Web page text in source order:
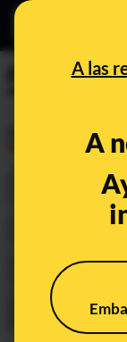
A las
A
Primark
No,